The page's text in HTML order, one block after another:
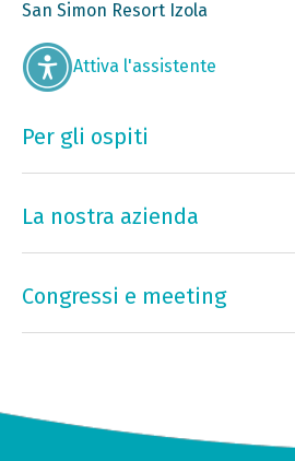
San Simon Resort Izola
Attiva l'assistente
Per gli ospiti
La nostra azienda
Congressi e meeting